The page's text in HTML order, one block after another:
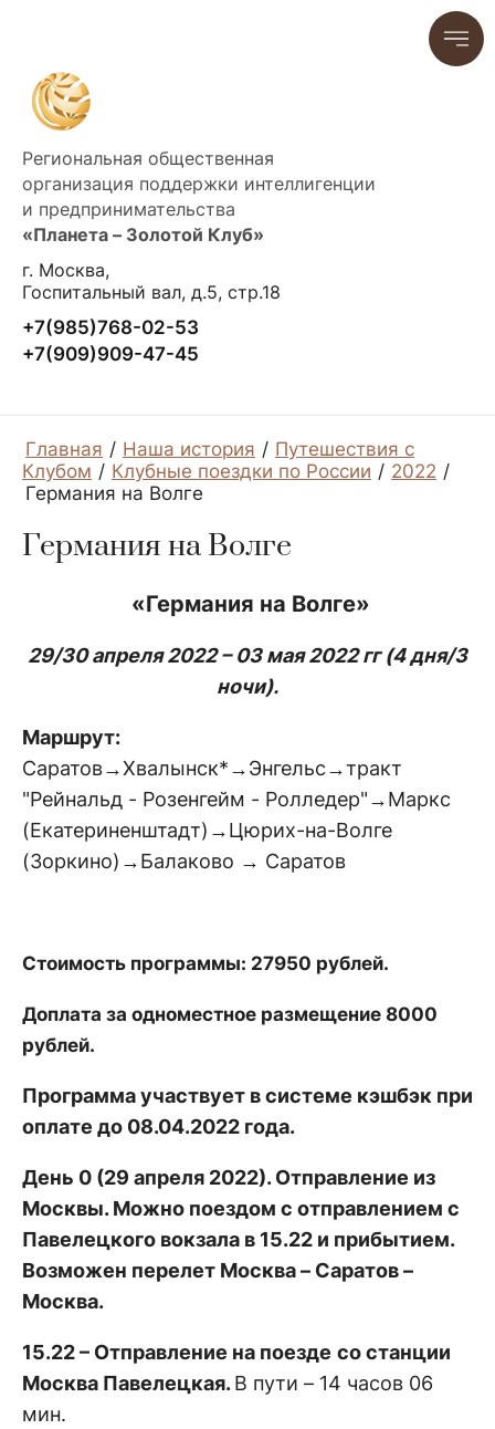
Региональная общественная
организация поддержки интеллигенции
и предпринимательства
«Планета – Золотой Клуб»
г. Москва,
Госпитальный вал, д.5, стр.18
+7(985)768-02-53
+7(909)909-47-45
Главная / Наша история / Путешествия с
Клубом / Клубные поездки по России / 2022 /
Германия на Волге
Германия на Волге
«Германия на Волге»
29/30 апреля 2022 – 03 мая 2022 гг (4 дня/3
ночи).
Маршрут:
Саратов→Хвалынск*→Энгельс→тракт
"Рейнальд - Розенгейм - Ролледер"→Маркс
(Екатериненштадт)→Цюрих-на-Волге
(Зоркино)→Балаково → Саратов
Стоимость программы: 27950 рублей.
Доплата за одноместное размещение 8000
рублей.
Программа участвует в системе кэшбэк при
оплате до 08.04.2022 года.
День 0 (29 апреля 2022). Отправление из
Москвы. Можно поездом с отправлением с
Павелецкого вокзала в 15.22 и прибытием.
Возможен перелет Москва – Саратов –
Москва.
15.22 – Отправление на поезде со станции
Москва Павелецкая.В пути – 14 часов 06
мин.